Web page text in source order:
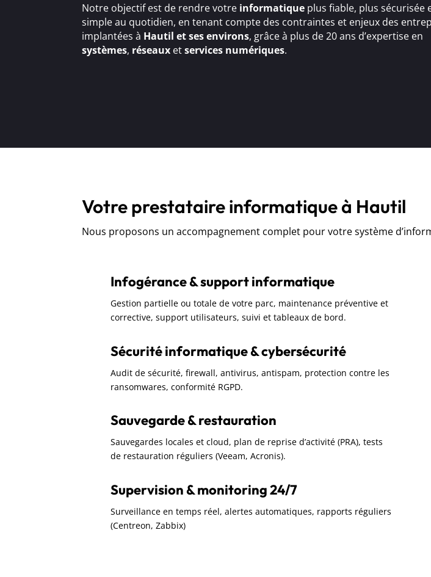
Notre objectif est de rendre votre informatique plus fiable, plus sécurisée
simple au quotidien, en tenant compte des contraintes et enjeux des
implantées à Hautil et ses environs, grâce à plus de 20 ans d’expertise en
systèmes, réseaux etservices numériques.
Votre prestataire informatique à Hautil
Nous proposons un accompagnement complet pour votre système
Infogérance & support informatique
Gestion partielle ou totale de votre parc, maintenance préventive et
corrective, support utilisateurs, suivi et tableaux de bord.
Sécurité informatique & cybersécurité
Audit de sécurité, firewall, antivirus, antispam, protection contre les
ransomwares, conformité RGPD.
Sauvegarde & restauration
Sauvegardes locales et cloud, plan de reprise d’activité (PRA), tests
de restauration réguliers (Veeam, Acronis).
Supervision & monitoring 24/7
Surveillance en temps réel, alertes automatiques, rapports réguliers
(Centreon, Zabbix)